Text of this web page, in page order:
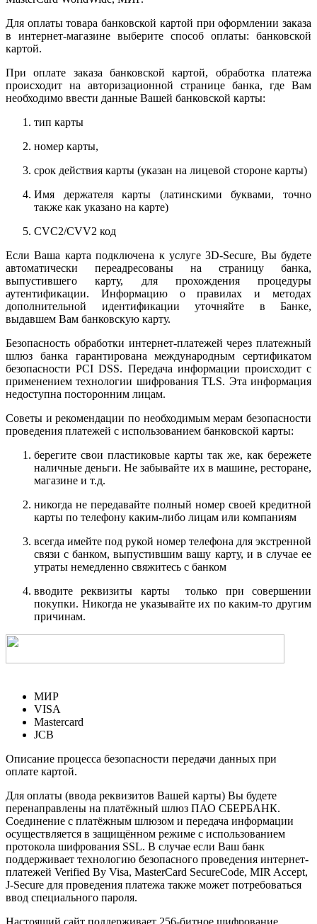
Для оплаты товара банковской картой при оформлении заказа
в интернет-магазине выберите способ оплаты: банковской
картой.
При оплате заказа банковской картой, обработка платежа
происходит на авторизационной странице банка, где Вам
необходимо ввести данные Вашей банковской карты:
тип карты
номер карты,
срок действия карты (указан на лицевой стороне карты)
Имя держателя карты (латинскими буквами, точно
также как указано на карте)
CVC2/CVV2 код
Если Ваша карта подключена к услуге 3D-Secure, Вы будете
автоматически переадресованы на страницу банка,
выпустившего карту, для прохождения процедуры
аутентификации. Информацию о правилах и методах
дополнительной идентификации уточняйте в Банке,
выдавшем Вам банковскую карту.
Безопасность обработки интернет-платежей через платежный
шлюз банка гарантирована международным сертификатом
безопасности PCI DSS. Передача информации происходит с
применением технологии шифрования TLS. Эта информация
недоступна посторонним лицам.
Советы и рекомендации по необходимым мерам безопасности
проведения платежей с использованием банковской карты:
берегите свои пластиковые карты так же, как бережете
наличные деньги. Не забывайте их в машине, ресторане,
магазине и т.д.
никогда не передавайте полный номер своей кредитной
карты по телефону каким-либо лицам или компаниям
всегда имейте под рукой номер телефона для экстренной
связи с банком, выпустившим вашу карту, и в случае ее
утраты немедленно свяжитесь с банком
вводите реквизиты карты только при совершении
покупки. Никогда не указывайте их по каким-то другим
причинам.
МИР
VISA
Mastercard
JCB
Описание процесса безопасности передачи данных при
оплате картой.
Для оплаты (ввода реквизитов Вашей карты) Вы будете
перенаправлены на платёжный шлюз ПАО СБЕРБАНК.
Соединение с платёжным шлюзом и передача информации
осуществляется в защищённом режиме с использованием
протокола шифрования SSL. В случае если Ваш банк
поддерживает технологию безопасного проведения интернет-
платежей Verified By Visa, MasterCard SecureCode, MIR Accept,
J-Secure для проведения платежа также может потребоваться
ввод специального пароля.
Настоящий сайт поддерживает 256-битное шифрование.